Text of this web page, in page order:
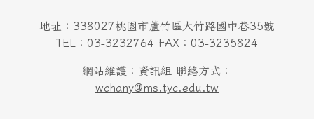
地址：338027桃園市蘆竹區大竹路國中巷35號
TEL：03-3232764 FAX：03-3235824
網站維護：資訊組 聯絡方式：
wchany@ms.tyc.edu.tw